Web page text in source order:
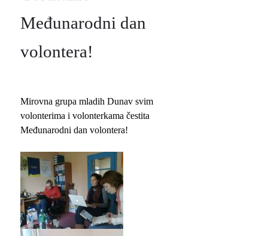
Međunarodni dan
volontera!
Mirovna grupa mladih Dunav svim
volonterima i volonterkama čestita
Međunarodni dan volontera!